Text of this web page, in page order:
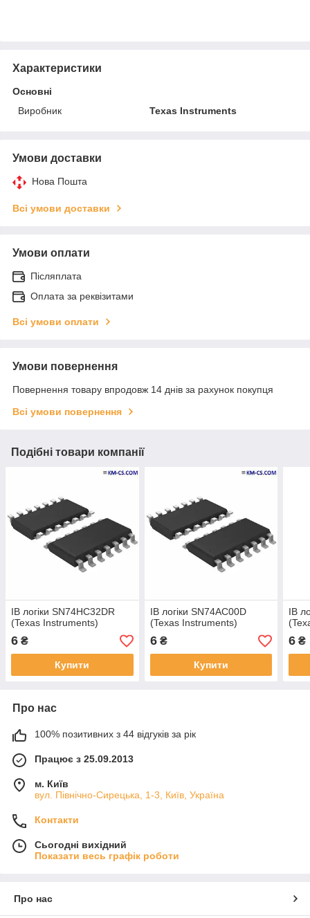
Характеристики
Основні
Виробник
Texas Instruments
Умови доставки
Нова Пошта
Всі умови доставки
Умови оплати
Післяплата
Оплата за реквізитами
Всі умови оплати
Умови повернення
Повернення товару впродовж 14 днів за рахунок покупця
Всі умови повернення
Подібні товари компанії
ІВ логіки SN74HC32DR
(Texas Instruments)
6 ₴
Купити
ІВ логіки SN74AC00D
(Texas Instruments)
6₴
Купити
ІВ
6 ₴
Про нас
100% позитивних з 44 відгуків за рік
Працює з 25.09.2013
м. Київ
вул. Північно-Сирецька, 1-3, Київ, Україна
Контакти
Сьогодні вихідний
Показати весь графік роботи
Про нас